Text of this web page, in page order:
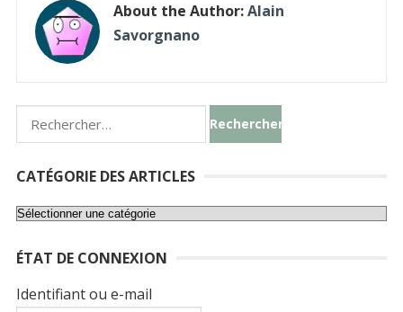
About the Author:Alain
Savorgnano
Rechercher :
CATÉGORIE DES ARTICLES
Catégorie
articles
ÉTAT DE CONNEXION
Identifiant ou e-mail